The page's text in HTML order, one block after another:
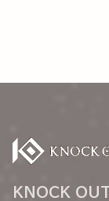
KNOCK OUT